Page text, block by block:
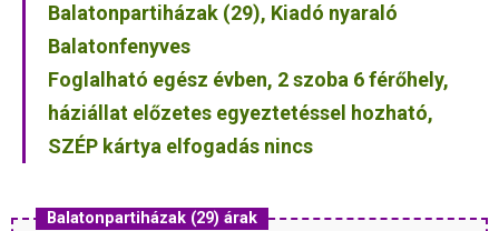
Balatonpartiházak (29), Kiadó nyaraló
Balatonfenyves
Foglalható egész évben, 2 szoba 6 férőhely,
háziállat előzetes egyeztetéssel hozható,
SZÉP kártya elfogadás nincs
Balatonpartiházak (29) árak